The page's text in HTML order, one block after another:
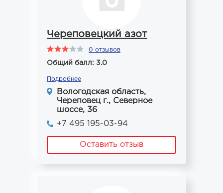
Череповецкий азот
0 отзывов
Общий балл: 3.0
Подробнее
Вологодская область,
Череповец г., Северное
шоссе, 36
+7 495 195-03-94
Оставить отзыв